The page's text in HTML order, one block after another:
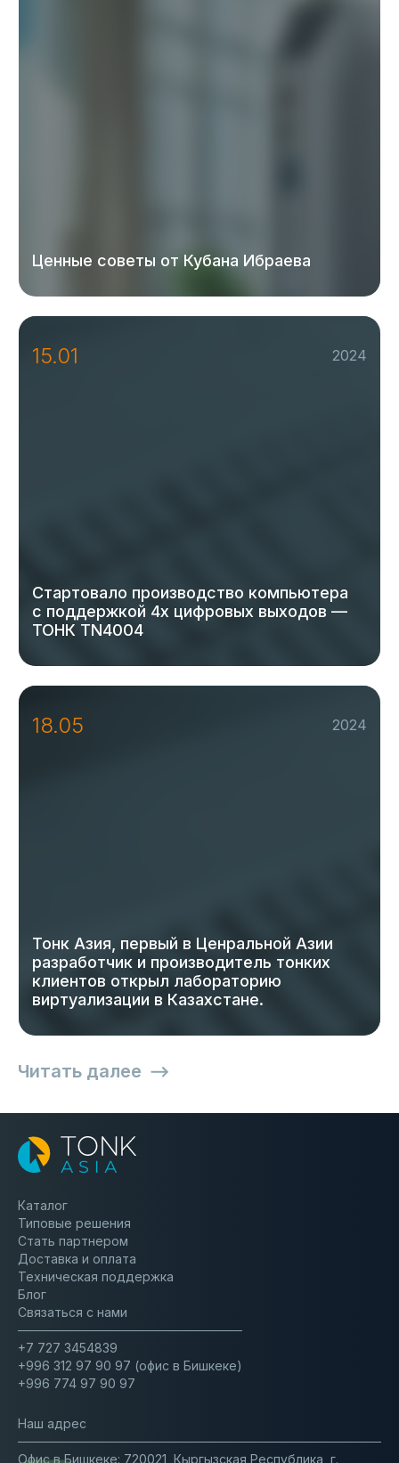
Ценные советы от Кубана Ибраева
15.01 2024
Стартовало производство компьютера
с поддержкой 4х цифровых выходов —
ТОНК TN4004
18.05 2024
Тонк Азия, первый в Ценральной Азии
разработчик и производитель тонких
клиентов открыл лабораторию
виртуализации в Казахстане.
Тонк Азия на Digital Almaty 2025
Читать далее
Каталог
Типовые решения
Стать партнером
Доставка и оплата
Техническая поддержка
Блог
Связаться с нами
+7 727 3454839
+996 312 97 90 97 (офис в Бишкеке)
+996 774 97 90 97
Наш адрес
Офис в Бишкеке: 720021, Кыргызская Республика, г.